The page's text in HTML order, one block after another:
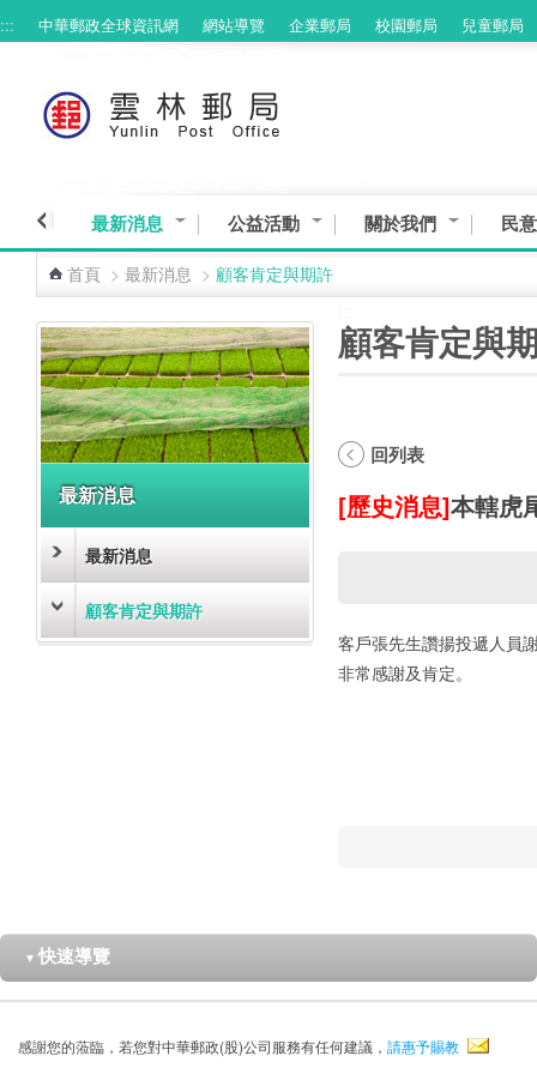
跳到主要內容區塊
::: 中華郵政全球資訊網 網站導覽 企業郵局 校園郵局 兒童郵局
最新消息 公益活動 關於我們 民
首頁 > 最新消息 > 顧客肯定與期許
最新消息
最新消息
顧客肯定與期許
顧客肯定與
回列表
[歷史消息]本轄虎
客戶張先生讚揚投遞人員
非常感謝及肯定。
▼ 快速導覽
感謝您的蒞臨，若您對中華郵政(股)公司服務有任何建議， 請惠予賜教